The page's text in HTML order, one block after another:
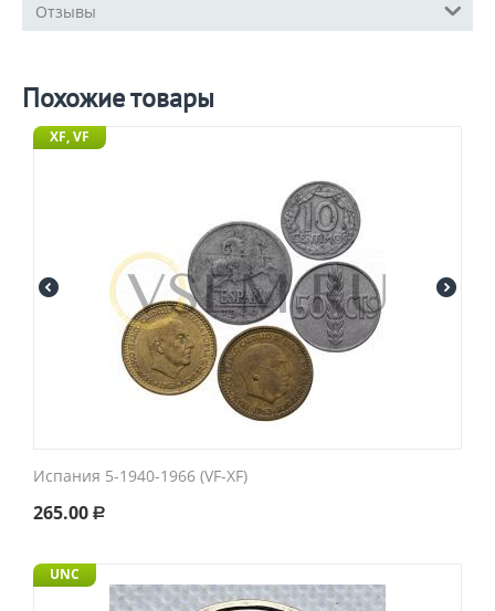
Отзывы
Похожие товары
XF, VF
Испания 5-1940-1966 (VF-XF)
265.00 Р
UNC